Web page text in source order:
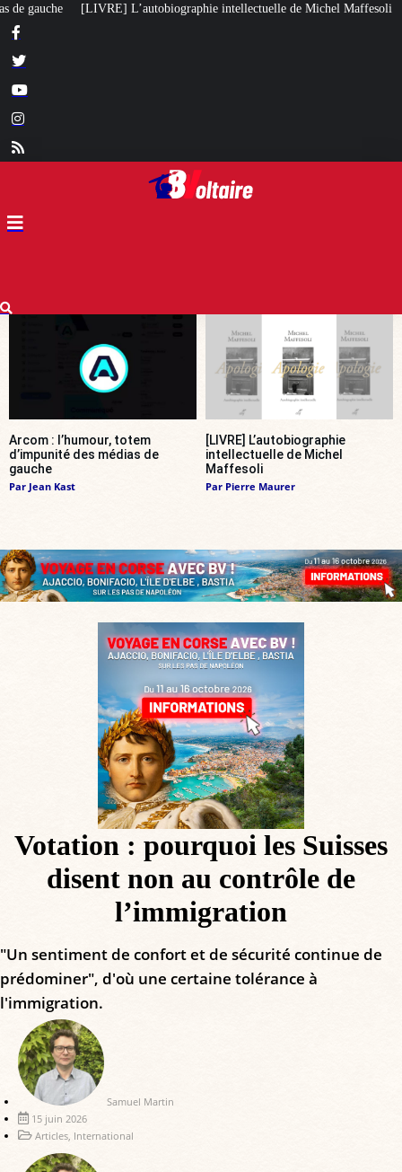
intellectuelle de Michel Maffesoli Pour regagner son influence en
Arcom : l’humour, totem
d’impunité des médias de
gauche
Par Jean Kast
[LIVRE] L’autobiographie
intellectuelle de Michel
Maffesoli
Par Pierre Maurer
Votation : pourquoi les Suisses
disent non au contrôle de
l’immigration
"Un sentiment de confort et de sécurité continue de
prédominer", d'où une certaine tolérance à
l'immigration.
Samuel Martin
15 juin 2026
Articles International